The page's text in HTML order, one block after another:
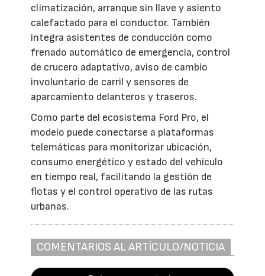
climatización, arranque sin llave y asiento
calefactado para el conductor. También
integra asistentes de conducción como
frenado automático de emergencia, control
de crucero adaptativo, aviso de cambio
involuntario de carril y sensores de
aparcamiento delanteros y traseros.
Como parte del ecosistema Ford Pro, el
modelo puede conectarse a plataformas
telemáticas para monitorizar ubicación,
consumo energético y estado del vehículo
en tiempo real, facilitando la gestión de
flotas y el control operativo de las rutas
urbanas.
COMENTARIOS AL ARTÍCULO/NOTICIA